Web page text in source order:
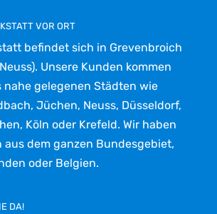
VOR ORT
befindet sich in Grevenbroich
Unsere Kunden kommen
nahe gelegenen Städten wie
Jüchen, Neuss, Düsseldorf,
Köln oder Krefeld. Wir haben
aus dem ganzen Bundesgebiet,
oder Belgien.
DA!